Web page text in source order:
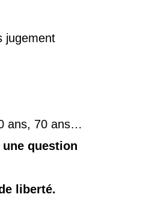
jugement
ans, 70 ans…
une question
liberté.